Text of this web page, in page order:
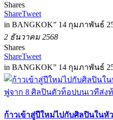
Shares
ShareTweet
in BANGKOK” 14 กุมภาพันธ์
2 ธันวาคม 2568
Shares
ShareTweet
in BANGKOK” 14 กุมภาพันธ์
ก้าวเข้าสู่ปีใหม่ไปกับศิลปินในหั